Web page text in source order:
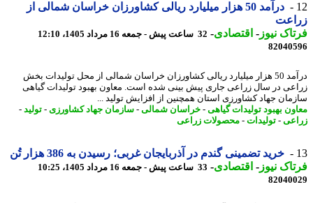
درآمد 50 هزار میلیارد ریالی کشاورزان خراسان شمالی از
نیوز-اقتصادی-32 ساعت پیش - جمعه 16 مرداد 1405، 12:10
درآمد 50 هزار میلیارد ریالی کشاورزان خراسان شمالی از محل تولیدات بخش
در سال زراعی جاری پیش بینی شده است. معاون بهبود تولیدات گیاهی
جهاد کشاورزی استان همچنین از افزایش تولید ...
بهبود تولیدات گیاهی-خراسان شمالی-سازمان جهاد کشاورزی- تولید-
-تولیدات- محصولات زراعی
خرید تضمینی گندم در آذربایجان غربی؛ رسیدن به 386 هزار تُن
نیوز-اقتصادی-33 ساعت پیش - جمعه 16 مرداد 1405، 10:25